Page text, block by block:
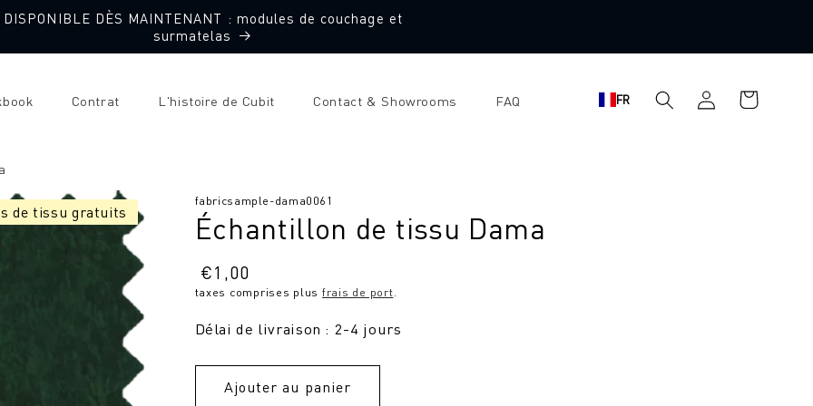
DISPONIBLE DÈS MAINTENANT : modules de couchage et
surmatelas
Contrat L'histoire de Cubit Contact & Showrooms FAQ FR
connecter
Panier
d'achat
de tissu gratuits
SKU
fabricsample-dama0061
Échantillon de tissu Dama
Prix
normal
€1,00
taxes comprises plus frais de port.
Délai de livraison : 2-4 jours
Ajouter au panier